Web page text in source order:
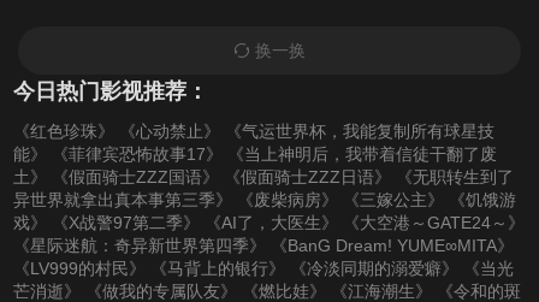
74
79 80 81
换一换
今日热门影视推荐：
《红色珍珠》 《心动禁止》
《气运世界杯，我能复制所有球星技
能》
《菲律宾恐怖故事17》
《当上神明后，我带着信徒干翻了废
土》
《假面骑士ZZZ国语》 《假面骑士ZZZ日语》
《无职转生到了
异世界就拿出真本事第三季》
《废柴病房》 《三嫁公主》
《饥饿游
戏》
《X战警97第二季》 《AI了，大医生》
《大空港～GATE24～》
《星际迷航：奇异新世界第四季》
《BanG Dream! YUME∞MITA》
《LV999的村民》
《马背上的银行》 《冷淡同期的溺爱癖》
《当光
芒消逝》
《做我的专属队友》 《燃比娃》 《江海潮生》
《令和的斑